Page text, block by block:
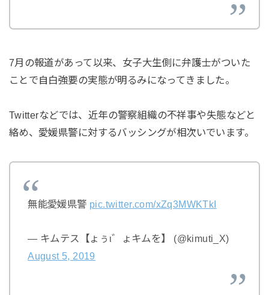
7月の報道があって以来、女子大生側に弁護士がついた
ことで自白強要の実態が明るみになってきました。
Twitterなどでは、近年の警察組織の不祥事や失態などと
絡め、愛媛県警に対するバッシングが相次いでいます。
無能愛媛県警 pic.twitter.com/xZq3MWKTkI
— キムテス【ょぅι゛ょキムを】 (@kimuti_X)
August 5, 2019